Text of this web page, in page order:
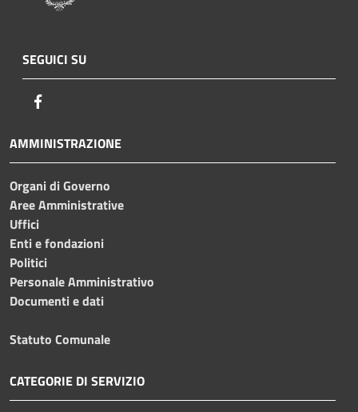
SEGUICI SU
AMMINISTRAZIONE
Organi di Governo
Aree Amministrative
Uffici
Enti e fondazioni
Politici
Personale Amministrativo
Documenti e dati
Statuto Comunale
CATEGORIE DI SERVIZIO